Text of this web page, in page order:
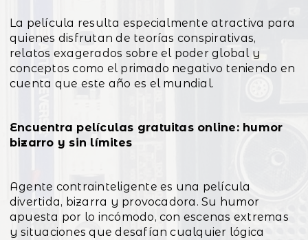
La película resulta especialmente atractiva para
quienes disfrutan de teorías conspirativas,
relatos exagerados sobre el poder global y
conceptos como el primado negativo teniendo en
cuenta que este año es el mundial.
Encuentra películas gratuitas online: humor
bizarro y sin límites
Agente contrainteligente es una película
divertida, bizarra y provocadora. Su humor
apuesta por lo incómodo, con escenas extremas
y situaciones que desafían cualquier lógica